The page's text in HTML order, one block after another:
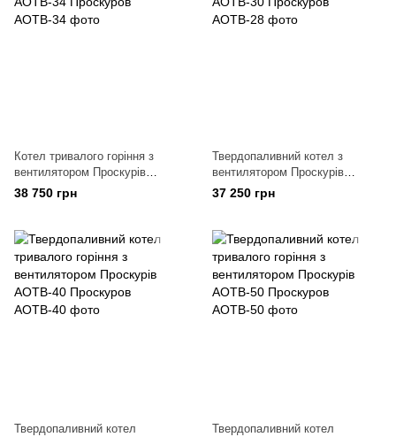
Котел тривалого горіння з
вентилятором Проскурів
АОТВ-34
38 750 грн
Твердопаливний котел з
вентилятором Проскурів
АОТВ-30
37 250 грн
Твердопаливний котел
Твердопаливний котел